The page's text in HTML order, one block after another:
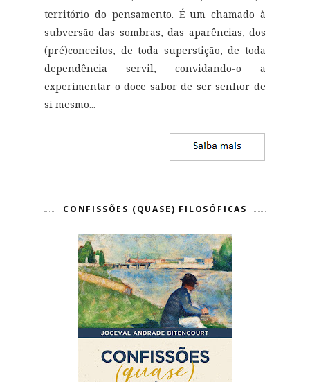
território do pensamento. É um chamado à
subversão das sombras, das aparências, dos
(pré)conceitos, de toda superstição, de toda
dependência servil, convidando-o a
experimentar o doce sabor de ser senhor de
si mesmo...
CONFISSÕES (QUASE) FILOSÓFICAS